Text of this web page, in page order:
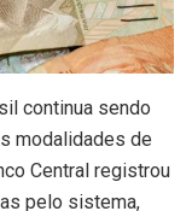
continua sendo
modalidades de
Central registrou
pelo sistema,